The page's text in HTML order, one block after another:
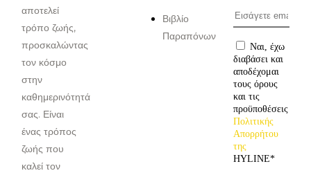
αποτελεί
τρόπο ζωής,
προσκαλώντας
τον κόσμο
στην
καθημερινότητά
σας. Είναι
ένας τρόπος
ζωής που
καλεί τον
Βιβλίο
Παραπόνων
Ναι, έχω
διαβάσει και
αποδέχομαι
τους όρους
και τις
προϋποθέσεις
Πολιτικής
Απορρήτου
της
HYLINE*